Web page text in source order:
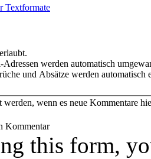
Textformate
werden automatisch
und Absätze werden automatisch
wenn es neue Kommentare
Kommentar
this form,